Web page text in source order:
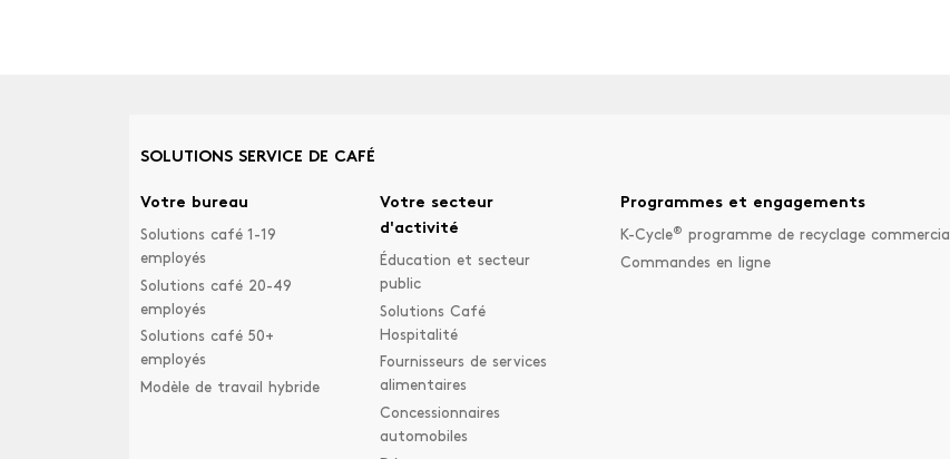
SOLUTIONS SERVICE DE CAFÉ
Votre bureau
Solutions café 1-19
employés
Solutions café 20-49
employés
Solutions café 50+
employés
Modèle de travail hybride
Votre secteur
d'activité
Éducation et secteur
public
Solutions Café
Hospitalité
Fournisseurs de services
alimentaires
Concessionnaires
automobiles
Programmes et engagements
K-Cycle® programme de recyclage commercial
Commandes en ligne